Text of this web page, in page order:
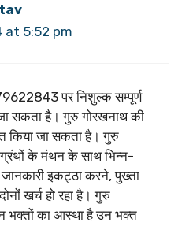
at 5:52 pm
पर निशुल्क सम्पूर्ण
सकता है। गुरु गोरखनाथ की
किया जा सकता है। गुरु
ग्रंथों के मंथन के साथ भिन्न-
जानकारी इकट्ठा करने, पुख्ता
खर्च हो रहा है। गुरु
भक्तों का आस्था है उन भक्त